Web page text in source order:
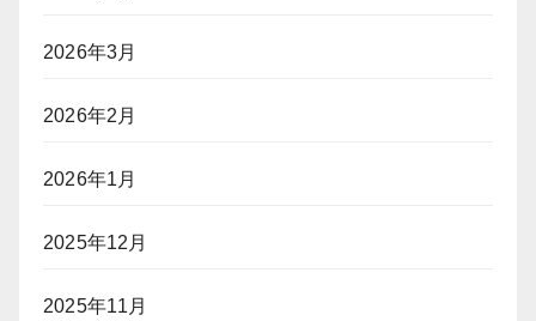
2026年3月
2026年2月
2026年1月
2025年12月
2025年11月